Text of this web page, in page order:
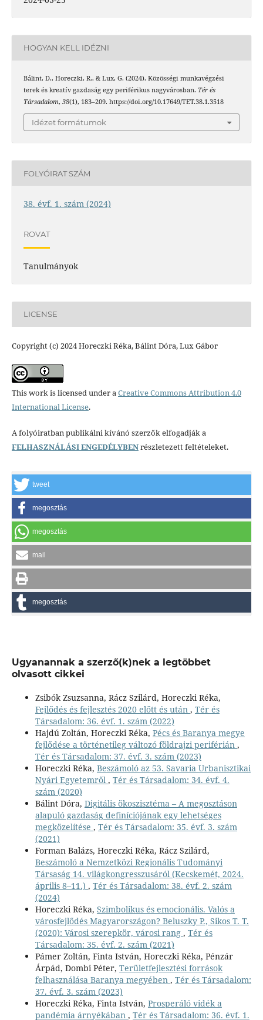
HOGYAN KELL IDÉZNI
Bálint, D., Horeczki, R., & Lux, G. (2024). Közösségi munkavégzési
terek és kreatív gazdaság egy periférikus nagyvárosban. Tér és
Társadalom, 38(1), 183–209. https://doi.org/10.17649/TET.38.1.3518
Idézet formátumok
FOLYÓIRAT SZÁM
38. évf. 1. szám (2024)
ROVAT
Tanulmányok
LICENSE
Copyright (c) 2024 Horeczki Réka, Bálint Dóra, Lux Gábor
This work is licensed under a Creative Commons Attribution 4.0
International License.
A folyóiratban publikálni kívánó szerzők elfogadják a
FELHASZNÁLÁSI ENGEDÉLYBENrészletezett feltételeket.
tweet
megosztás
megosztás
mail
megosztás
Ugyanannak a szerző(k)nek a legtöbbet
olvasott cikkei
Zsibók Zsuzsanna, Rácz Szilárd, Horeczki Réka,
Fejlődés és fejlesztés 2020 előtt és után , Tér és
Társadalom: 36. évf. 1. szám (2022)
Hajdú Zoltán, Horeczki Réka, Pécs és Baranya megye
fejlődése a történetileg változó földrajzi periférián ,
Tér és Társadalom: 37. évf. 3. szám (2023)
Horeczki Réka, Beszámoló az 53. Savaria Urbanisztikai
Nyári Egyetemről , Tér és Társadalom: 34. évf. 4.
szám (2020)
Bálint Dóra, Digitális ökoszisztéma – A megosztáson
alapuló gazdaság definíciójának egy lehetséges
megközelítése , Tér és Társadalom: 35. évf. 3. szám
(2021)
Forman Balázs, Horeczki Réka, Rácz Szilárd,
Beszámoló a Nemzetközi Regionális Tudományi
Társaság 14. világkongresszusáról (Kecskemét, 2024.
április 8–11.) , Tér és Társadalom: 38. évf. 2. szám
(2024)
Horeczki Réka, Szimbolikus és emocionális. Valós a
városfejlődés Magyarországon? Beluszky P., Sikos T. T.
(2020): Városi szerepkör, városi rang , Tér és
Társadalom: 35. évf. 2. szám (2021)
Pámer Zoltán, Finta István, Horeczki Réka, Pénzár
Árpád, Dombi Péter, Területfejlesztési források
felhasználása Baranya megyében , Tér és Társadalom:
37. évf. 3. szám (2023)
Horeczki Réka, Finta István, Prosperáló vidék a
pandémia árnyékában , Tér és Társadalom: 36. évf. 1.